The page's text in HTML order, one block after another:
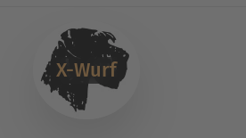
X-Wurf